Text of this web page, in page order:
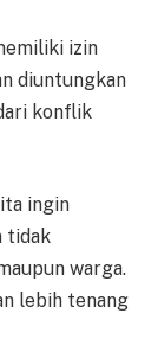
izin
diuntungkan
konflik
ingin
tidak
warga.
lebih tenang